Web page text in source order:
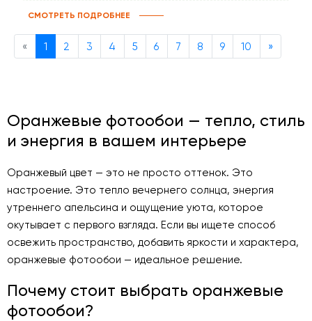
СМОТРЕТЬ ПОДРОБНЕЕ
« Previous
1 2 3 4 5 6 7 8 9 10 »Next
Оранжевые фотообои — тепло, стиль
и энергия в вашем интерьере
Оранжевый цвет — это не просто оттенок. Это
настроение. Это тепло вечернего солнца, энергия
утреннего апельсина и ощущение уюта, которое
окутывает с первого взгляда. Если вы ищете способ
освежить пространство, добавить яркости и характера,
оранжевые фотообои — идеальное решение.
Почему стоит выбрать оранжевые
фотообои?